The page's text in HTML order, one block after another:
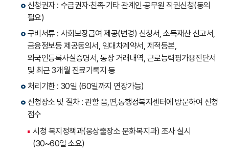
신청권자 : 수급권자·친족·기타 관계인·공무원 직권신청(동의
필요)
구비서류 : 사회보장급여 제공(변경) 신청서, 소득재산 신고서,
금융정보등 제공동의서, 임대차계약서, 제적등본,
외국인등록사실증명서, 통장 거래내역, 근로능력평가용진단서
및 최근 3개월 진료기록지 등
처리기한 : 30일 (60일까지 연장가능)
신청장소 및 절차 : 관할 읍,면,동행정복지센터에 방문하여 신청
접수
시청 복지정책과(웅상출장소 문화복지과) 조사 실시
(30~60일 소요)